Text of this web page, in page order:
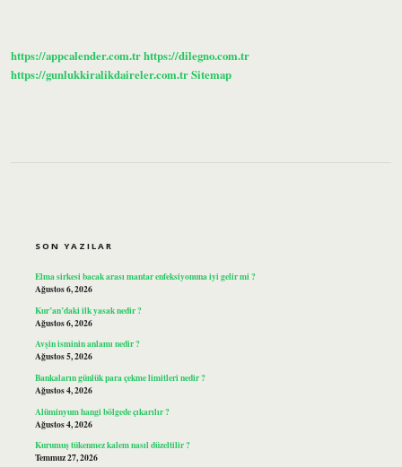
https://appcalender.com.trhttps://dilegno.com.tr
https://gunlukkiralikdaireler.com.trSitemap
SON YAZILAR
Elma sirkesi bacak arası mantar enfeksiyonuna iyi gelir mi ?
Ağustos 6, 2026
Kur’an’daki ilk yasak nedir ?
Ağustos 6, 2026
Avşin isminin anlamı nedir ?
Ağustos 5, 2026
Bankaların günlük para çekme limitleri nedir ?
Ağustos 4, 2026
Alüminyum hangi bölgede çıkarılır ?
Ağustos 4, 2026
Kurumuş tükenmez kalem nasıl düzeltilir ?
Temmuz 27, 2026